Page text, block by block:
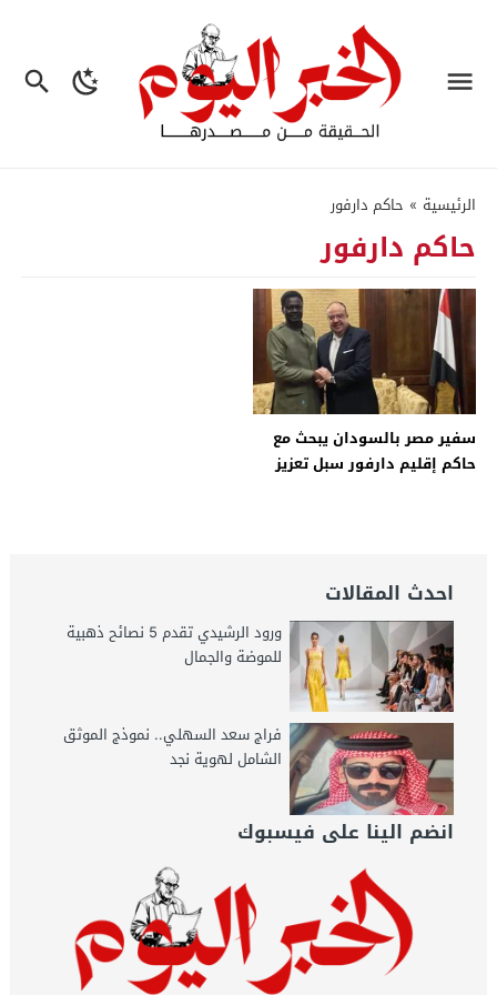
الرئيسية » حاكم دارفور
حاكم دارفور
سفير مصر بالسودان يبحث مع
حاكم إقليم دارفور سبل تعزيز
احدث المقالات
ورود الرشيدي تقدم 5 نصائح ذهبية
للموضة والجمال
فراج سعد السهلي.. نموذج الموثق
الشامل لهوية نجد
انضم الينا على فيسبوك